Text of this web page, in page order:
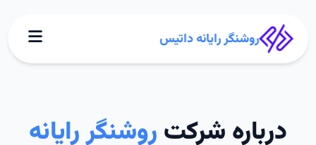
روشنگر رایانه داتیس
درباره شرکت روشنگر رایانه